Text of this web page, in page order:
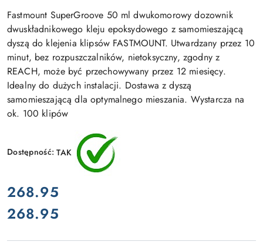
Fastmount SuperGroove 50 ml dwukomorowy dozownik
dwuskładnikowego kleju epoksydowego z samomieszającą
dyszą do klejenia klipsów FASTMOUNT. Utwardzany przez 10
minut, bez rozpuszczalników, nietoksyczny, zgodny z
REACH, może być przechowywany przez 12 miesięcy.
Idealny do dużych instalacji. Dostawa z dyszą
samomieszającą dla optymalnego mieszania. Wystarcza na
ok. 100 klipów
Dostępność:TAK
cena:
268.95
Cena:
268.95